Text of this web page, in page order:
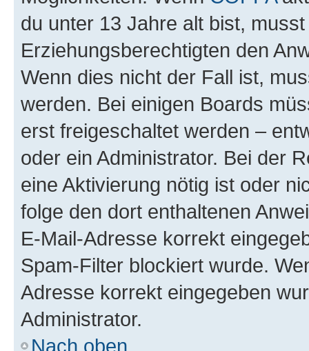
du unter 13 Jahre alt bist,
Erziehungsberechtigten den
Wenn dies nicht der Fall ist,
werden. Bei einigen Boards
erst freigeschaltet werden –
oder ein Administrator. Bei der
eine Aktivierung nötig ist oder
folge den dort enthaltenen
E-Mail-Adresse korrekt
Spam-Filter blockiert wurde.
Adresse korrekt eingegeben
Administrator.
Nach oben